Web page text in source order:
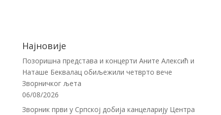
Најновије
Позоришна представа и концерти Аните Алексић и
Наташе Беквалац обиљежили четврто вече
Зворничког љета
06/08/2026
Зворник први у Српској добија канцеларију Центра